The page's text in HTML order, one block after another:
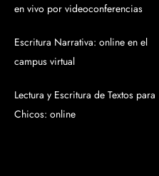
en vivo por videoconferencias
Escritura Narrativa: online en el
campus virtual
Lectura y Escritura de Textos para
Chicos: online